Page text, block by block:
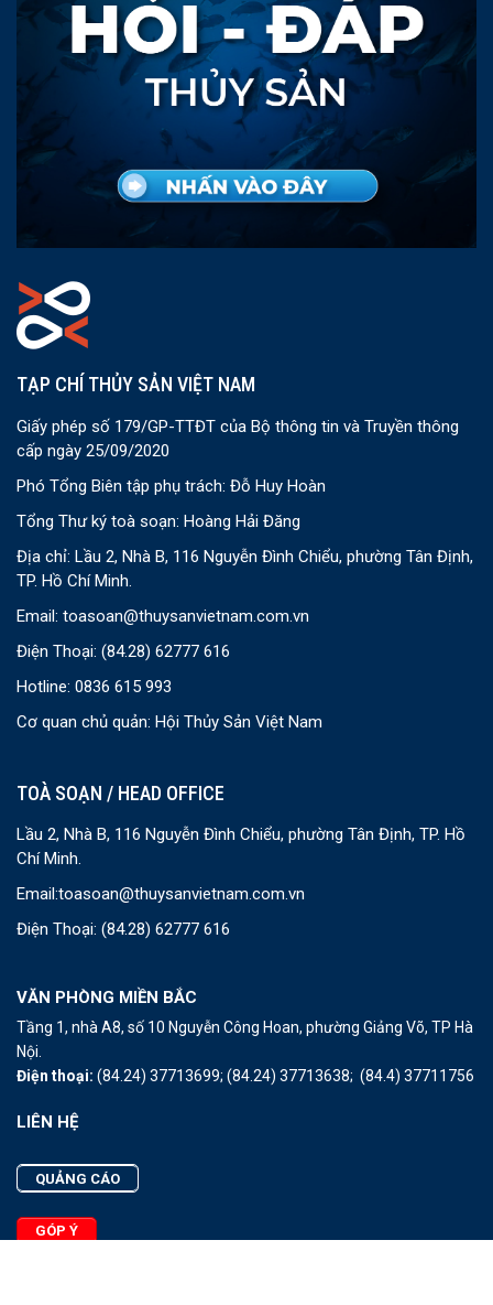
TẠP CHÍ THỦY SẢN VIỆT NAM
Giấy phép số 179/GP-TTĐT của Bộ thông tin và Truyền thông
cấp ngày 25/09/2020
Phó Tổng Biên tập phụ trách: Đỗ Huy Hoàn
Tổng Thư ký toà soạn: Hoàng Hải Đăng
Địa chỉ: Lầu 2, Nhà B, 116 Nguyễn Đình Chiểu, phường Tân Định,
TP. Hồ Chí Minh.
Email: toasoan@thuysanvietnam.com.vn
Điện Thoại: (84.28) 62777 616
Hotline: 0836 615 993
Cơ quan chủ quản: Hội Thủy Sản Việt Nam
TOÀ SOẠN / HEAD OFFICE
Lầu 2, Nhà B, 116 Nguyễn Đình Chiểu, phường Tân Định, TP. Hồ
Chí Minh.
Email:toasoan@thuysanvietnam.com.vn
Điện Thoại: (84.28) 62777 616
VĂN PHÒNG MIỀN BẮC
Tầng 1, nhà A8, số 10 Nguyễn Công Hoan, phường Giảng Võ, TP Hà
Nội.
Điện thoại: (84.24) 37713699; (84.24) 37713638; (84.4) 37711756
LIÊN HỆ
QUẢNG CÁO
GÓP Ý